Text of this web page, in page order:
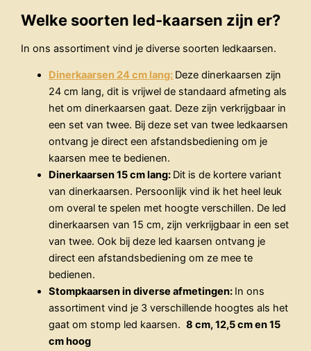
Welke soorten led-kaarsen zijn er?
In ons assortiment vind je diverse soorten ledkaarsen.
Dinerkaarsen 24 cm lang: Deze dinerkaarsen zijn
24 cm lang, dit is vrijwel de standaard afmeting als
het om dinerkaarsen gaat. Deze zijn verkrijgbaar in
een set van twee. Bij deze set van twee ledkaarsen
ontvang je direct een afstandsbediening om je
kaarsen mee te bedienen.
Dinerkaarsen 15 cm lang: Dit is de kortere variant
van dinerkaarsen. Persoonlijk vind ik het heel leuk
om overal te spelen met hoogte verschillen. De led
dinerkaarsen van 15 cm, zijn verkrijgbaar in een set
van twee. Ook bij deze led kaarsen ontvang je
direct een afstandsbediening om ze mee te
bedienen.
Stompkaarsen in diverse afmetingen: In ons
assortiment vind je 3 verschillende hoogtes als het
gaat om stomp led kaarsen.8 cm, 12,5 cm en 15
cm hoog